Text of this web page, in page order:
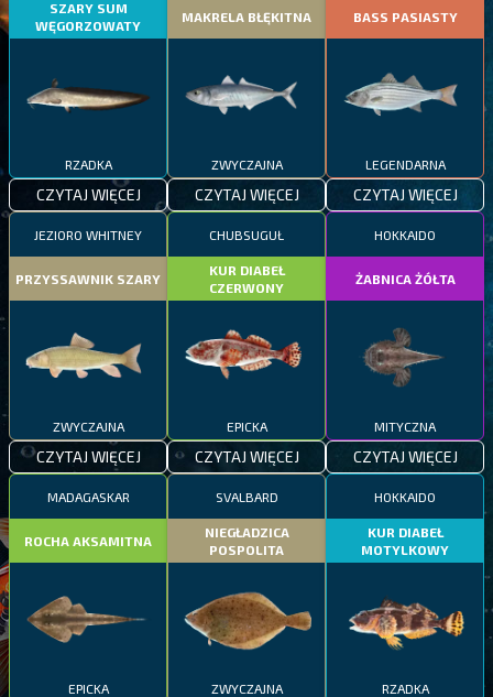
SZARY SUM
WĘGORZOWATY
RZADKA
CZYTAJ WIĘCEJ
MAKRELA BŁĘKITNA
ZWYCZAJNA
CZYTAJ WIĘCEJ
BASS PASIASTY
LEGENDARNA
CZYTAJ WIĘCEJ
JEZIORO WHITNEY
PRZYSSAWNIK SZARY
ZWYCZAJNA
CZYTAJ WIĘCEJ
CHUBSUGUŁ
KUR DIABEŁ
CZERWONY
EPICKA
CZYTAJ WIĘCEJ
HOKKAIDO
ŻABNICA ŻÓŁTA
MITYCZNA
CZYTAJ WIĘCEJ
MADAGASKAR
ROCHA AKSAMITNA
EPICKA
SVALBARD
NIEGŁADZICA
POSPOLITA
ZWYCZAJNA
HOKKAIDO
KUR DIABEŁ
MOTYLKOWY
RZADKA